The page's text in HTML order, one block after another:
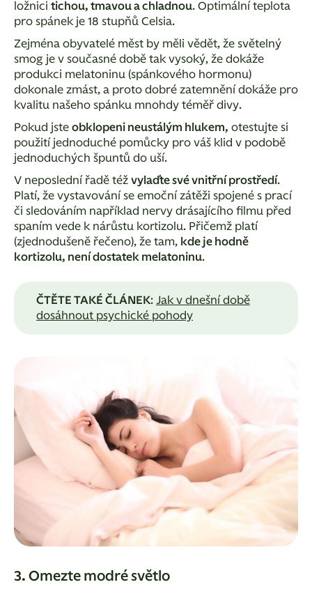
ložnici tichou, tmavou a chladnou. Optimální teplota
pro spánek je 18 stupňů Celsia.
Zejména obyvatelé měst by měli vědět, že světelný
smog je v současné době tak vysoký, že dokáže
produkci melatoninu (spánkového hormonu)
dokonale zmást, a proto dobré zatemnění dokáže pro
kvalitu našeho spánku mnohdy téměř divy.
Pokud jste obklopeni neustálým hlukem, otestujte si
použití jednoduché pomůcky pro váš klid v podobě
jednoduchých špuntů do uší.
V neposlední řadě též vylaďte své vnitřní prostředí.
Platí, že vystavování se emoční zátěži spojené s prací
či sledováním například nervy drásajícího filmu před
spaním vede k nárůstu kortizolu. Přičemž platí
(zjednodušeně řečeno), že tam, kde je hodně
kortizolu, není dostatek melatoninu.
ČTĚTE TAKÉ ČLÁNEK: Jak v dnešní době
dosáhnout psychické pohody
3. Omezte modré světlo